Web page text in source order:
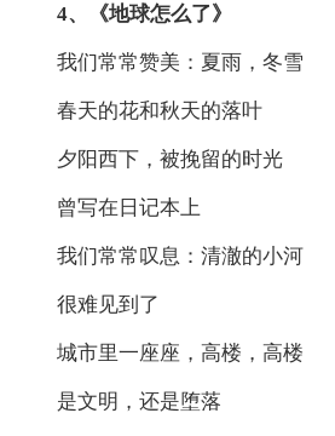
4、《地球怎么了》
我们常常赞美：夏雨，冬雪
春天的花和秋天的落叶
夕阳西下，被挽留的时光
曾写在日记本上
我们常常叹息：清澈的小河
很难见到了
城市里一座座，高楼，高楼
是文明，还是堕落